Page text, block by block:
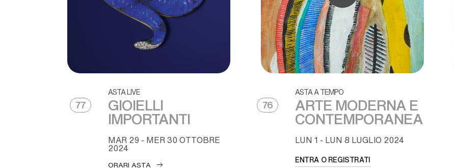
77
ASTA LIVE
GIOIELLI
IMPORTANTI
MAR 29 - MER30 OTTOBRE
2024
ORARI ASTA
76
ASTA A TEMPO
ARTE MODERNA E
CONTEMPORANEA
LUN 1 - LUN 8 LUGLIO 2024
ENTRA O REGISTRATI